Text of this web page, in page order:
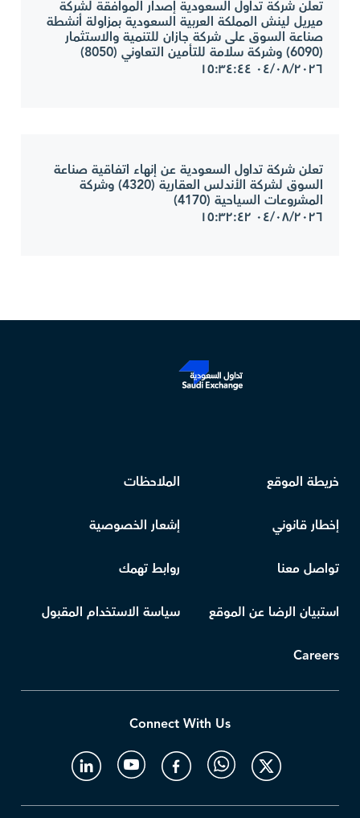
تعلن شركة تداول السعودية إصدار الموافقة لشركة
ميريل لينش المملكة العربية السعودية بمزاولة أنشطة
صناعة السوق على شركة جازان للتنمية والاستثمار
(6090) وشركة سلامة للتأمين التعاوني (8050)
٠٤/٠٨/٢٠٢٦ ١٥:٣٤:٤٤
تعلن شركة تداول السعودية عن إنهاء اتفاقية صناعة
السوق لشركة الأندلس العقارية (4320) وشركة
المشروعات السياحية (4170)
٠٤/٠٨/٢٠٢٦ ١٥:٣٢:٤٢
خريطة الموقع الملاحظات
إخطار قانوني إشعار الخصوصية
تواصل معنا روابط تهمك
استبيان الرضا عن الموقع سياسة الاستخدام المقبول
Careers
Connect With Us